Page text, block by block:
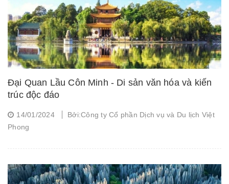
Đại Quan Lầu Côn Minh - Di sản văn hóa và kiến
trúc độc đáo
14/01/2024
Bởi:Công ty Cổ phần Dịch vụ và Du lịch Việt
Phong